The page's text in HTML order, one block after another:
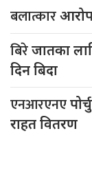
बलात्कारआरोप
बिरेजातका
दिन बिदा
एनआरएनए
राहत वितरण